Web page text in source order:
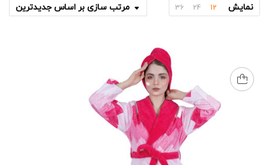
مرتب سازی بر اساس جدیدترین نمایش 12
24
36